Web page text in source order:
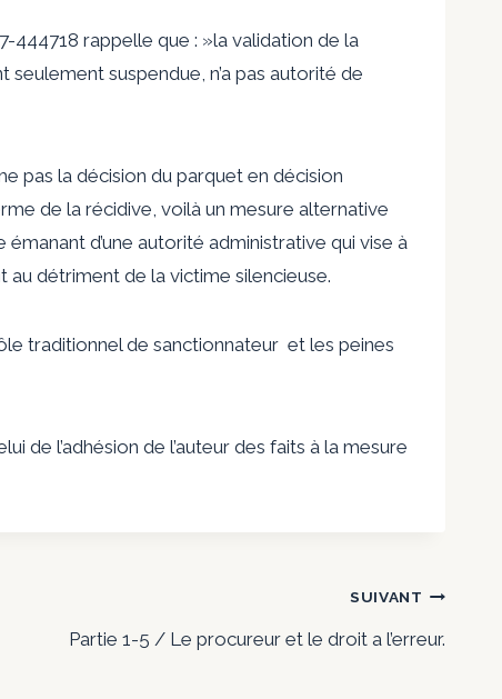
444718 rappelle que : »la validation de la
suspendue, n’a pas autorité de
pas la décision du parquet en décision
de la récidive, voilà un mesure alternative
d’une autorité administrative qui vise à
détriment de la victime silencieuse.
traditionnel de sanctionnateur et les peines
de l’adhésion de l’auteur des faits à la mesure
SUIVANT
Partie 1-5 / Le procureur et le droit a l’erreur.